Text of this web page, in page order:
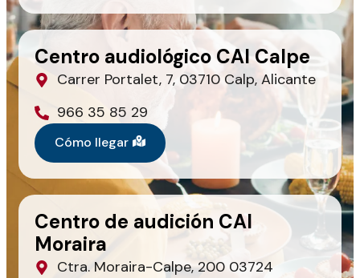
Centro audiológico CAI Calpe
Carrer Portalet, 7, 03710 Calp, Alicante
966 35 85 29
Cómo llegar
Centro de audición CAI
Moraira
Ctra. Moraira-Calpe, 200 03724